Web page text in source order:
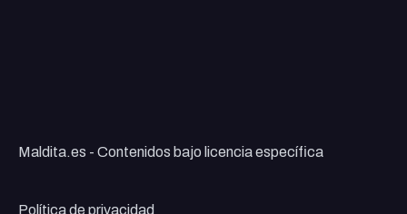
Maldita.es - Contenidos bajo licencia específica
Política de privacidad